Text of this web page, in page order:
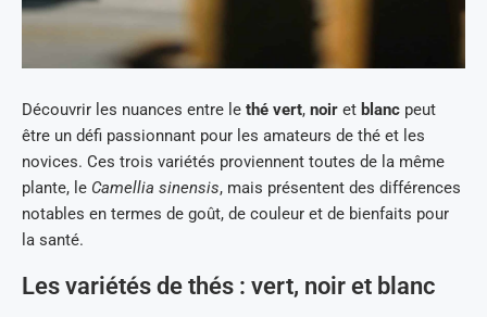
Découvrir les nuances entre le thé vert, noir et blanc peut
être un défi passionnant pour les amateurs de thé et les
novices. Ces trois variétés proviennent toutes de la même
plante, le Camellia sinensis, mais présentent des différences
notables en termes de goût, de couleur et de bienfaits pour
la santé.
Les variétés de thés : vert, noir et blanc